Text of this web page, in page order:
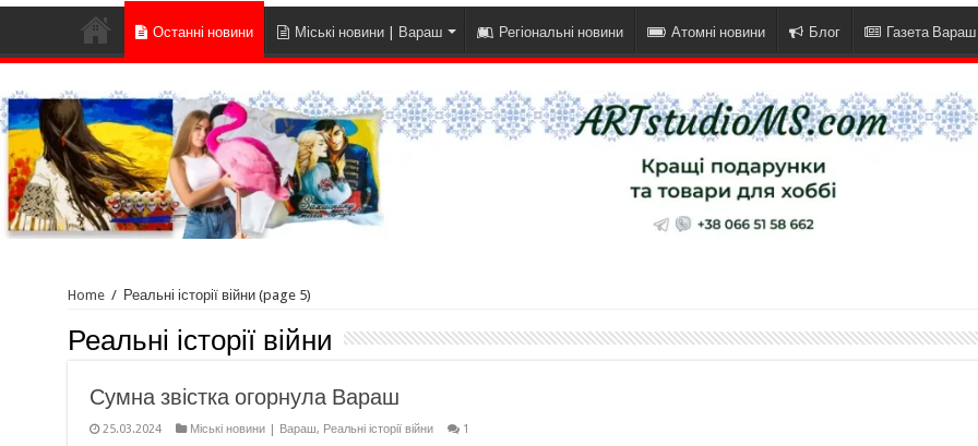
Останні новини Міські новини | Вараш Регіональні новини Атомні новини Блог Газета Вараш
Home / Реальні історії війни (page 5)
Реальні історії війни
Сумна звістка огорнула Вараш
25.03.2024 Міські новини | Вараш, Реальні історії війни 1